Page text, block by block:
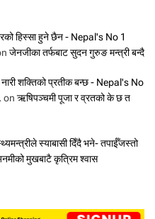
हिस्सा हुने छैन - Nepal's No 1
जेनजीका तर्फबाट सुदन गुरुङ मन्त्री बन्दै
नारी शक्तिको प्रतीक बन्छ - Nepal's No
on ऋषिपञ्चमी पूजा र व्रतको के छ त
स्याबासी दिँदै भने- तपाईँजस्तो
मुखबाटै कृत्रिम श्वास